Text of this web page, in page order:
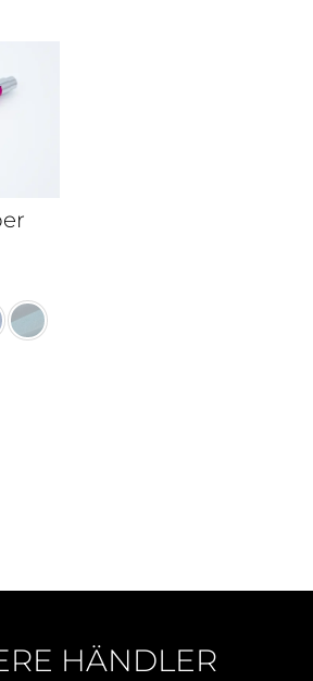
HÄNDLER